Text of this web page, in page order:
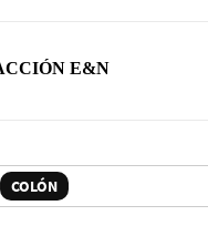
E&N
COLÓN